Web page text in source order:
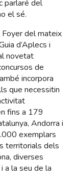
parlaré del
el sé.
Foyer del mateix
d’Aplecs i
novetat
de
incorpora
que necessitin
fins a 179
Andorra i
exemplars
territorials dels
diverses
a la seu de la